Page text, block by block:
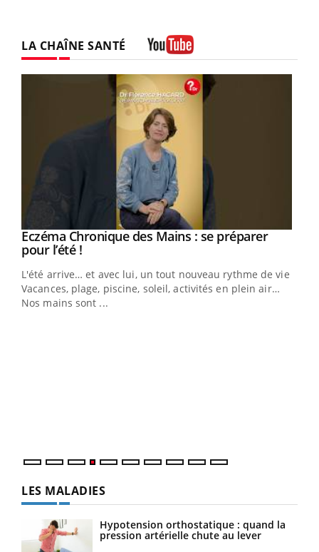
LA CHAÎNE SANTÉ
Youtube
Eczéma Chronique des Mains : se préparer
pour l’été !Youtube
L'été arrive… et avec lui, un tout nouveau rythme de vie !
Vacances, plage, piscine, soleil, activités en plein air…
Nos mains sont ...
LES MALADIES
Hypotension orthostatique : quand la
pression artérielle chute au lever